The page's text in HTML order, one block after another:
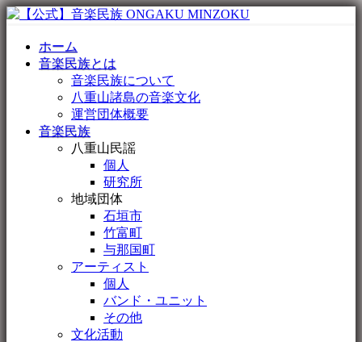
ホーム
音楽民族とは
音楽民族について
八重山諸島の音楽文化
運営団体概要
音楽民族
八重山民謡
個人
研究所
地域団体
石垣市
竹富町
与那国町
アーティスト
個人
バンド・ユニット
その他
文化活動